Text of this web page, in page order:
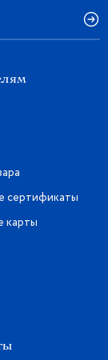
сертификаты
карты